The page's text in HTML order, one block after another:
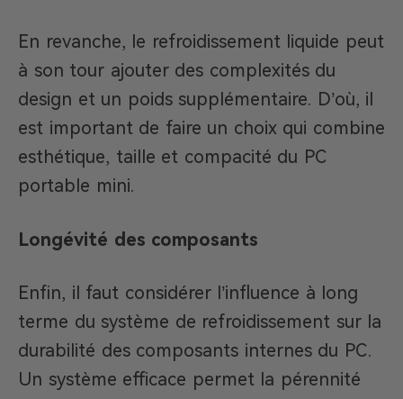
En revanche, le refroidissement liquide peut
à son tour ajouter des complexités du
design et un poids supplémentaire. D’où, il
est important de faire un choix qui combine
esthétique, taille et compacité du PC
portable mini.
Longévité des composants
Enfin, il faut considérer l’influence à long
terme du système de refroidissement sur la
durabilité des composants internes du PC.
Un système efficace permet la pérennité